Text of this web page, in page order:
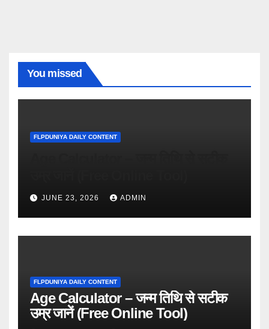
You missed
FLPDUNIYA DAILY CONTENT
JUNE 23, 2026 ADMIN
FLPDUNIYA DAILY CONTENT
Age Calculator – जन्म तिथि से सटीक
उम्र जानें (Free Online Tool)